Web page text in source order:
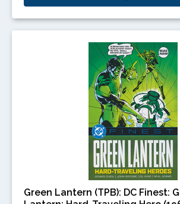
Green Lantern (TPB): DC Finest: